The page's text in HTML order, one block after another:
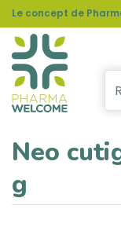
Le concept de
Neo
g